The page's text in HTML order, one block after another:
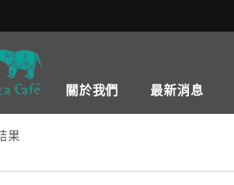
關於我們 最新消息
果